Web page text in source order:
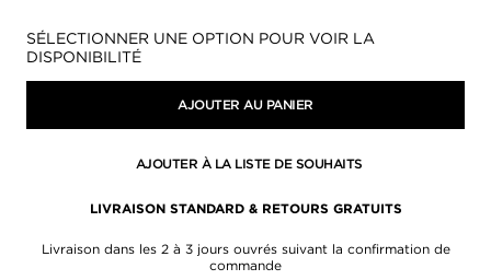
Disponibilité:
SÉLECTIONNER UNE OPTION POUR VOIR LA
DISPONIBILITÉ
AJOUTER AU PANIER
AJOUTER À LA LISTE DE SOUHAITS
LIVRAISON STANDARD & RETOURS GRATUITS
Livraison dans les 2 à 3 jours ouvrés suivant la confirmation de
commande